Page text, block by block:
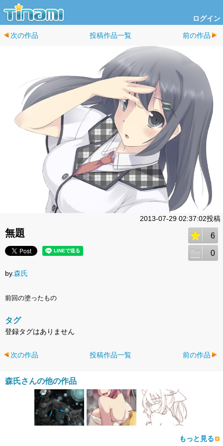
ログイン
次の作品 投稿作品一覧 前の作品
2013-07-29 02:37:02投稿
無題 6
0
by.森氏
前回の塗ったもの
タグ
登録タグはありません
次の作品 投稿作品一覧 前の作品
森氏さんの他の作品
もっと見る